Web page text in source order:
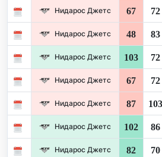
Нидарос Джетс 67 72
Нидарос Джетс 48 83
Нидарос Джетс 103 72
Нидарос Джетс 67 72
Нидарос Джетс 87 103
Нидарос Джетс 102 86
Нидарос Джетс 82 70